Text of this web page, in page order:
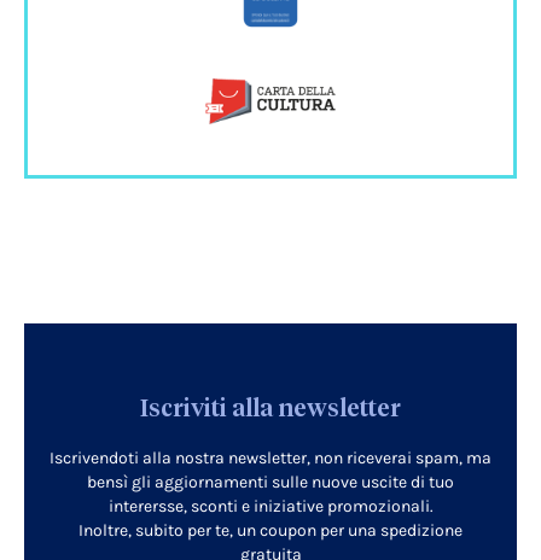
Iscriviti alla newsletter
Iscrivendoti alla nostra newsletter, non riceverai spam, ma
bensì gli aggiornamenti sulle nuove uscite di tuo
interersse, sconti e iniziative promozionali.
Inoltre, subito per te, un coupon per una spedizione
gratuita